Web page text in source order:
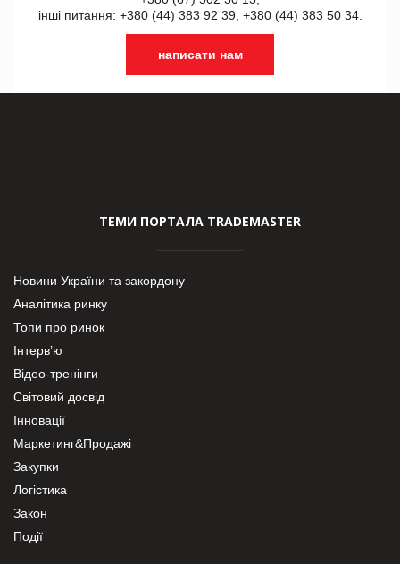
інші питання: +380 (44) 383 92 39, +380 (44) 383 50 34.
написати нам
ТЕМИ ПОРТАЛА TRADEMASTER
Новини України та закордону
Аналітика ринку
Топи про ринок
Інтерв’ю
Відео-тренінги
Світовий досвід
Інновації
Маркетинг&Продажі
Закупки
Логістика
Закон
Події